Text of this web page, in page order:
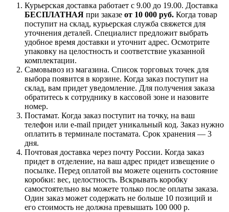
Курьерская доставка работает с 9.00 до 19.00. Доставка
БЕСПЛАТНАЯ при заказе от 10 000 руб. Когда товар
поступит на склад, курьерская служба свяжется для
уточнения деталей. Специалист предложит выбрать
удобное время доставки и уточнит адрес. Осмотрите
упаковку на целостность и соответствие указанной
комплектации.
Самовывоз из магазина. Список торговых точек для
выбора появится в корзине. Когда заказ поступит на
склад, вам придет уведомление. Для получения заказа
обратитесь к сотруднику в кассовой зоне и назовите
номер.
Постамат. Когда заказ поступит на точку, на ваш
телефон или e-mail придет уникальный код. Заказ нужно
оплатить в терминале постамата. Срок хранения — 3
дня.
Почтовая доставка через почту России. Когда заказ
придет в отделение, на ваш адрес придет извещение о
посылке. Перед оплатой вы можете оценить состояние
коробки: вес, целостность. Вскрывать коробку
самостоятельно вы можете только после оплаты заказа.
Один заказ может содержать не больше 10 позиций и
его стоимость не должна превышать 100 000 р.